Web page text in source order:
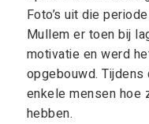
Foto’s uit die
Mullem er toen bij
motivatie en werd
opgebouwd.
enkele mensen hoe
hebben.